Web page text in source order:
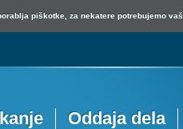
piškotke, za nekatere potrebujemo
Oddaja dela